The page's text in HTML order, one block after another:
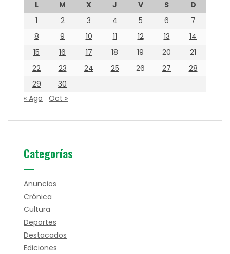
L M X J V S
D
1
2 3 4 5 6
7
8
9 10 11 12 13
14
15
16 17 18 19 20
21
22
23 24 25 26 27
28
29
30
« Ago
Oct »
Categorías
Anuncios
Crónica
Cultura
Deportes
Destacados
Ediciones